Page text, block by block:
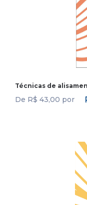
Técnicas de
De R$ 43,00 por